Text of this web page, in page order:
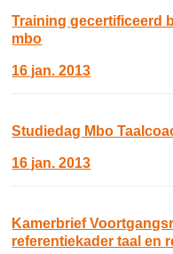
Training gecertificeerd
mbo
16 jan. 2013
Studiedag Mbo
16 jan. 2013
Kamerbrief
referentiekader taal en